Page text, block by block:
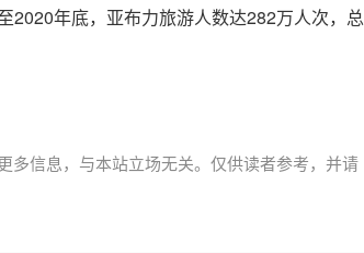
2020年底，亚布力旅游人数达282万人次，总
多信息，与本站立场无关。仅供读者参考，并请